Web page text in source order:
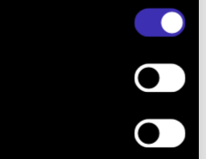
/ Diesel / Prievidza
DETAIL